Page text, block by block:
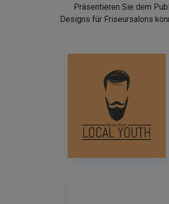
Präsentieren Sie dem
Designs für Friseursalons